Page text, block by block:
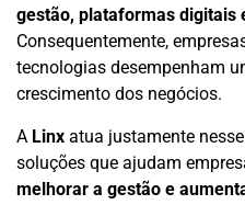
gestão, plataformas digitais
Consequentemente,
tecnologias desempenham
crescimento dos negócios.
A Linx atua justamente
soluções que ajudam
melhorar a gestão e